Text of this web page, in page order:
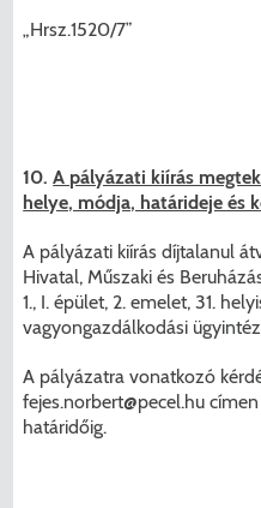
„Hrsz.1520/7”
10.A pályázati kiírás
helye, módja, határideje és
A pályázati kiírás díjtalanul
Hivatal, Műszaki és
1., I. épület, 2. emelet, 31.
vagyongazdálkodási
A pályázatra vonatkozó
fejes.norbert@pecel.hu
határidőig.